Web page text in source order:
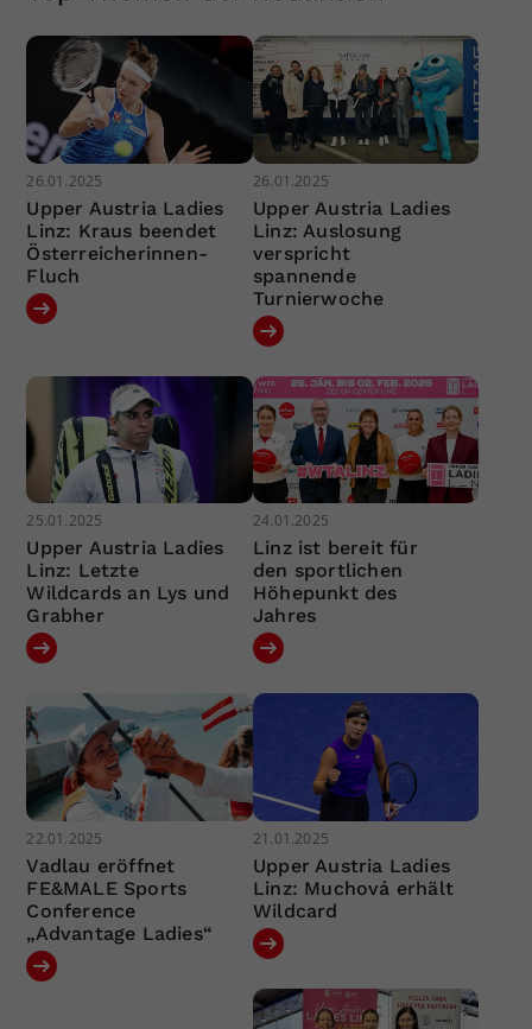
26.01.2025
Upper Austria Ladies
Linz: Kraus beendet
Österreicherinnen-
Fluch
26.01.2025
Upper Austria Ladies
Linz: Auslosung
verspricht
spannende
Turnierwoche
25.01.2025
Upper Austria Ladies
Linz: Letzte
Wildcards an Lys und
Grabher
24.01.2025
Linz ist bereit für
den sportlichen
Höhepunkt des
Jahres
22.01.2025
Vadlau eröffnet
FE&MALE Sports
Conference
„Advantage Ladies“
21.01.2025
Upper Austria Ladies
Linz: Muchová erhält
Wildcard